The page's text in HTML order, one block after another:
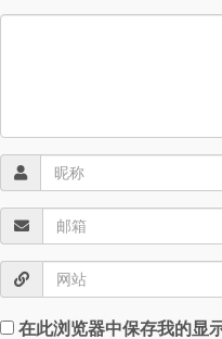
在此浏览器中保存我的显